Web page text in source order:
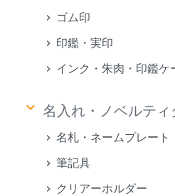
ゴム印
印鑑・実印
インク・朱肉・印鑑ケ
keyboard_arrow_down 名入れ・ノベルティ
名札・ネームプレート
筆記具
クリアーホルダー